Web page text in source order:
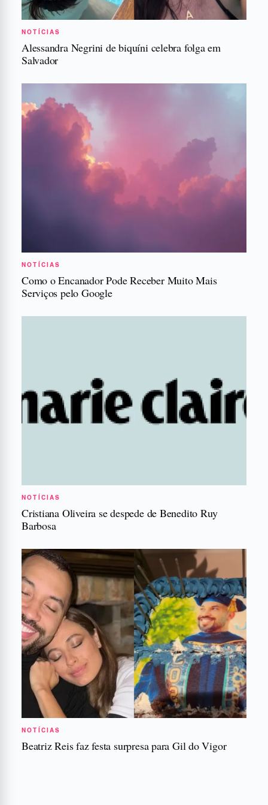
NOTÍCIAS
Alessandra Negrini de biquíni celebra folga em
Salvador
NOTÍCIAS
Como o Encanador Pode Receber Muito Mais
Serviços pelo Google
NOTÍCIAS
Cristiana Oliveira se despede de Benedito Ruy
Barbosa
NOTÍCIAS
Beatriz Reis faz festa surpresa para Gil do Vigor